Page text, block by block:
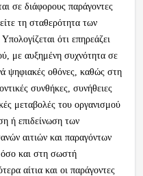
σε διάφορους παράγοντες
τη σταθερότητα των
ότι επηρεάζει
με αυξημένη συχνότητα σε
ψηφιακές οθόνες, καθώς στη
συνθήκες, συνήθειες
μεταβολές του οργανισμού
ή επιδείνωση των
αιτιών και παραγόντων
και στη σωστή
αίτια και οι παράγοντες